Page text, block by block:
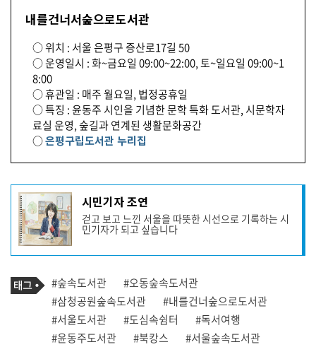
내를건너서숲으로도서관
○ 위치 : 서울 은평구 증산로17길 50
○ 운영일시 : 화~금요일 09:00~22:00, 토~일요일 09:00~1
8:00
○ 휴관일 : 매주 월요일, 법정공휴일
○ 특징 : 윤동주 시인을 기념한 문학 특화 도서관, 시문학자
료실 운영, 숲길과 연계된 생활문화공간
○은평구립도서관 누리집
기
사
작
성
자
프
필
시민기자 조연
걷고 보고 느낀 서울을 따뜻한 시선으로 기록하는 시
민기자가 되고 싶습니다
기
사
관
련
태
그
태
그
#숲속도서관
#오동숲속도서관
#삼청공원숲속도서관
#내를건너숲으로도서관
#서울도서관
#도심속쉼터
#독서여행
#윤동주도서관
#북캉스 #서울숲속도서관